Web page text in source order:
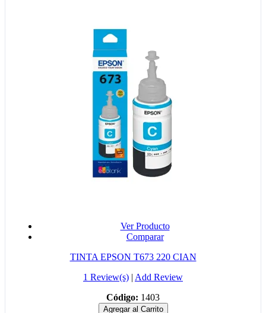
Ver Producto
Comparar
TINTA EPSON T673 220 CIAN
1 Review(s) | Add Review
Código: 1403
Agregar al Carrito